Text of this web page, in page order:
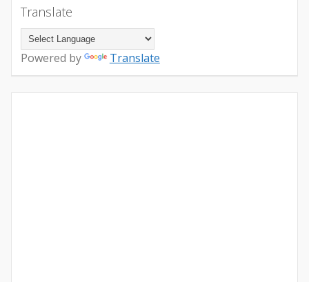
Translate
Powered by Translate